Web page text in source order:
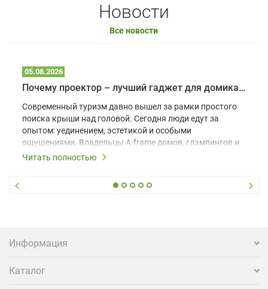
Новости
Все новости
05.08.2026
Почему проектор – лучший гаджет для домика в глэмпинге
Современный туризм давно вышел за рамки простого
поиска крыши над головой. Сегодня люди едут за
опытом: уединением, эстетикой и особыми
ощущениями. Владельцы A-frame домов, глэмпингов и
шале понимают, что конкуренция растет, и
вернуться и поделиться впечатлениями в соцсетях,
проектора.
Читать полностью
Информация
Каталог